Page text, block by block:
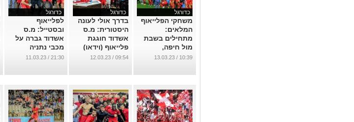
כדורגל
משחקי הפלייאוף
המלאים:
מתחילים בשבת
מול חיפה,
מסיימים באמצע
ת"א
10:39 / 13.03.23
כדורגל
בדרך אולי לעונה
היסטורית: מ.ס
אשדוד חוגגת
פלייאוף (וידאו)
...
09:54 / 12.03.23
כדורגל
לפלייאוף
ובסטייל: מ.ס
אשדוד גברה על
מכבי נתניה
...
21:30 / 11.03.23